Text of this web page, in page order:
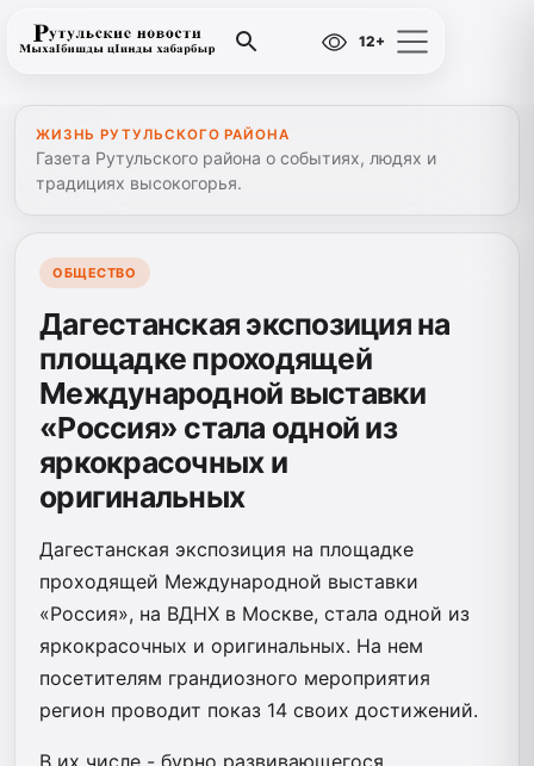
12+
ЖИЗНЬ РУТУЛЬСКОГО РАЙОНА
Газета Рутульского района о событиях, людях и
традициях высокогорья.
ОБЩЕСТВО
Дагестанская экспозиция на
площадке проходящей
Международной выставки
«Россия» стала одной из
яркокрасочных и
оригинальных
Дагестанская экспозиция на площадке
проходящей Международной выставки
«Россия», на ВДНХ в Москве, стала одной из
яркокрасочных и оригинальных. На нем
посетителям грандиозного мероприятия
регион проводит показ 14 своих достижений.
В их числе - бурно развивающегося